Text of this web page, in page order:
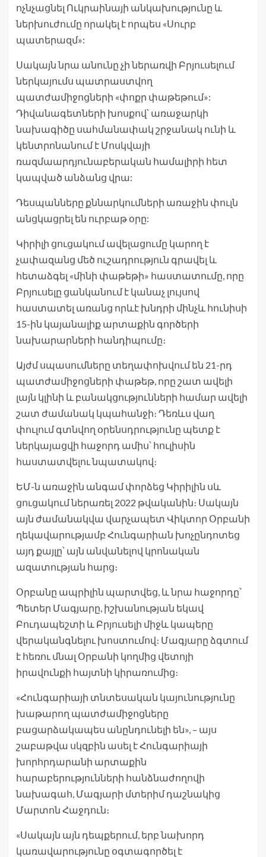
ոչնչացնել Ուկրաինայի անկախությունը և
ներխուժումը որակել է որպես «Սուրբ
պատերազմ»:
Սակայն նրա անունը չի ներառվի Բրյուսելում
ներկայումս պատրաստվող
պատժամիջոցների «փոքր փաթեթում»:
Դիվանագետների խոսքով՝ առաջարկի
նախագիծը սահմանափակ շրջանակ ունի և
կենտրոնանում է Մոսկվայի
ռազմաարդյունաբերական համալիրի հետ
կապված անձանց վրա:
Դեսպանները քննարկումների առաջին փուլն
անցկացրել են ուրբաթ օրը:
Կիրիլի ցուցակում ավելացումը կարող է
չափազանց մեծ ուշադրություն գրավել և
հետաձգել «մինի փաթեթի» հաստատումը, որը
Բրյուսելը ցանկանում է կանաչ լույսով
հաստատել առանց որևէ խնդրի մինչև հունիսի
15-ին կայանալիք արտաքին գործերի
նախարարների հանդիպումը։
Այժմ սպասումները տեղափոխվում են 21-րդ
պատժամիջոցների փաթեթ, որը շատ ավելի
լայն կլինի և բանակցությունների համար ավելի
շատ ժամանակ կպահանջի։ Դեռևս վաղ
փուլում գտնվող օրենսդրությունը պետք է
ներկայացվի հաջորդ ամիս՝ հուլիսին
հաստատվելու նպատակով։
ԵՄ-ն առաջին անգամ փորձեց Կիրիլին սև
ցուցակում ներառել 2022 թվականին։ Սակայն
այն ժամանակվա վարչապետ Վիկտոր Օրբանի
ղեկավարությամբ Հունգարիան խոչընդոտեց
այդ քայլը՝ այն անվանելով կրոնական
ազատության հարց։
Օրբանը ապրիլին պարտվեց, և նրա հաջորդը՝
Պետեր Մագյարը, իշխանության եկավ
Բուդապեշտի և Բրյուսելի միջև կապերը
վերականգնելու խոստումով։ Մագյարը ձգտում
է հեռու մնալ Օրբանի կողմից վետոյի
իրավունքի հայտնի կիրառումից։
«Հունգարիայի տնտեսական կայունությունը
խաթարող պատժամիջոցները
բացարձակապես անընդունելի են», – այս
շաբաթվա սկզբին ասել է Հունգարիայի
խորհրդարանի արտաքին
հարաբերությունների հանձնաժողովի
նախագահ, Մագյարի մտերիմ դաշնակից
Մարտոն Հաջդուն։
«Սակայն այն դեպքերում, երբ նախորդ
կառավարությունը օգտագործել է